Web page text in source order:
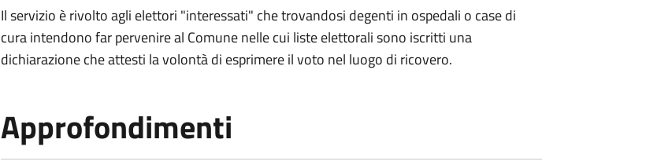
Il servizio è rivolto agli elettori "interessati" che trovandosi degenti in ospedali o case di
cura intendono far pervenire al Comune nelle cui liste elettorali sono iscritti una
dichiarazione che attesti la volontà di esprimere il voto nel luogo di ricovero.
Approfondimenti